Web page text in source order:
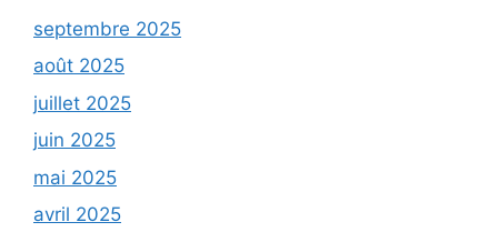
septembre 2025
août 2025
juillet 2025
juin 2025
mai 2025
avril 2025